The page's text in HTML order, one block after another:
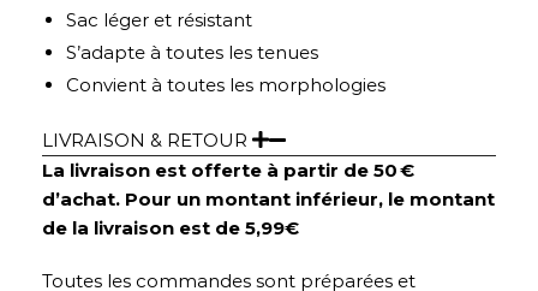
Sac léger et résistant
S’adapte à toutes les tenues
Convient à toutes les morphologies
LIVRAISON & RETOUR
La livraison est offerte à partir de 50 €
d’achat. Pour un montant inférieur, le montant
de la livraison est de 5,99€
Toutes les commandes sont préparées et